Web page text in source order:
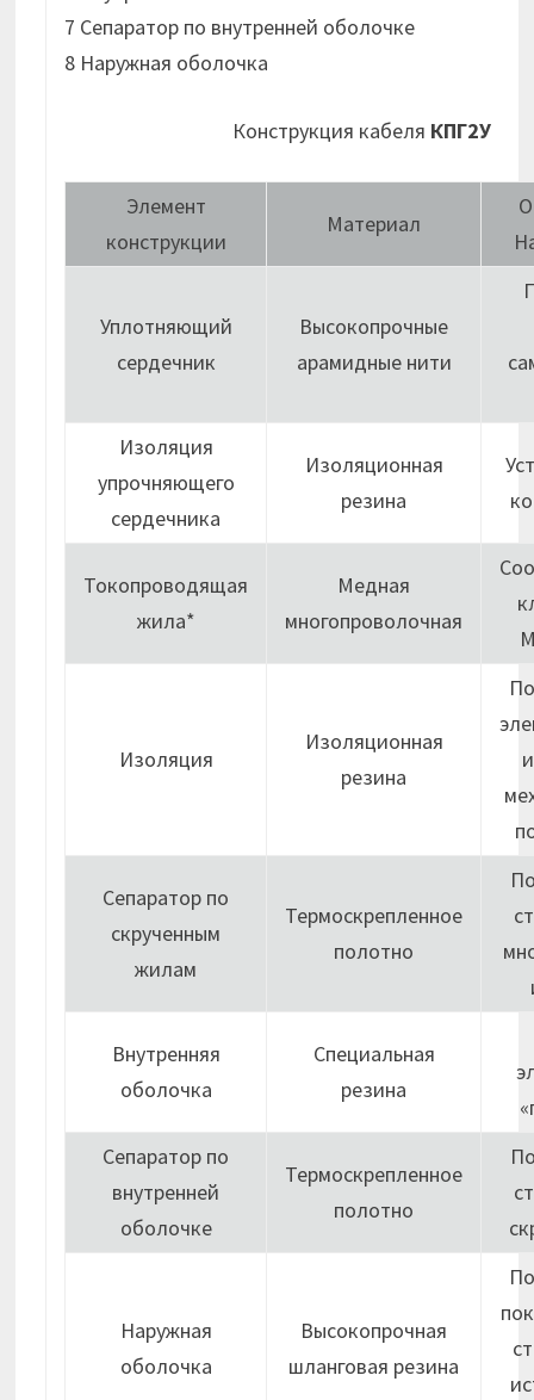
7 Сепаратор по внутренней оболочке
8 Наружная оболочка
Конструкция кабеля КПГ2У
Элемент
конструкции
Материал
Уплотняющий
сердечник
Высокопрочные
арамидные нити
Изоляция
упрочняющего
сердечника
Изоляционная
резина
Токопроводящая
жила*
Медная
многопроволочная
Изоляция
Изоляционная
резина
Сепаратор по
скрученным
жилам
Термоскрепленное
полотно
Внутренняя
оболочка
Специальная
резина
Сепаратор по
внутренней
оболочке
Термоскрепленное
полотно
Наружная
оболочка
Высокопрочная
шланговая резина